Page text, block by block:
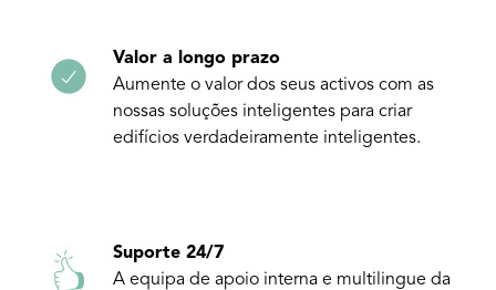
Valor a longo prazo
Aumente o valor dos seus activos com as
nossas soluções inteligentes para criar
edifícios verdadeiramente inteligentes.
Suporte 24/7
A equipa de apoio interna e multilingue da